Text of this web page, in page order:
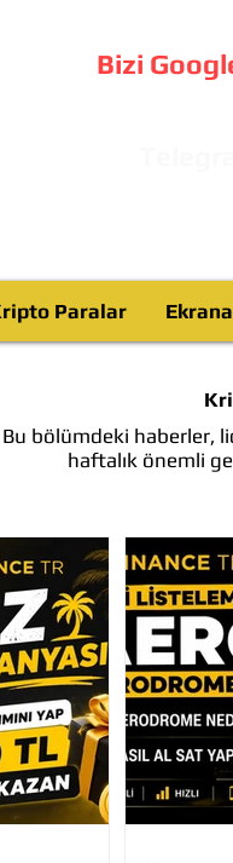
Bizi
Paralar
Bu bölümdeki haberler,
haftalık önemli